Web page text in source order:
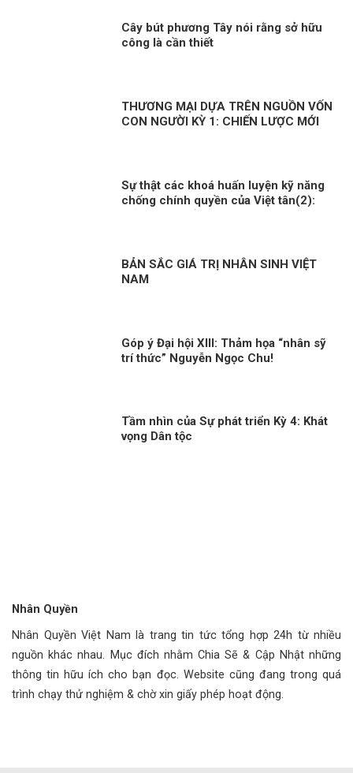
Cây bút phương Tây nói rằng sở hữu
công là cần thiết
THƯƠNG MẠI DỰA TRÊN NGUỒN VỐN
CON NGƯỜI KỲ 1: CHIẾN LƯỢC MỚI
Sự thật các khoá huấn luyện kỹ năng
chống chính quyền của Việt tân(2):
BẢN SẮC GIÁ TRỊ NHÂN SINH VIỆT
NAM
Góp ý Đại hội XIII: Thảm họa “nhân sỹ
trí thức” Nguyễn Ngọc Chu!
Tầm nhìn của Sự phát triển Kỳ 4: Khát
vọng Dân tộc
Nhân Quyền
Nhân Quyền Việt Nam là trang tin tức tổng hợp 24h từ nhiều
nguồn khác nhau. Mục đích nhằm Chia Sẽ & Cập Nhật những
thông tin hữu ích cho bạn đọc. Website cũng đang trong quá
trình chạy thử nghiệm & chờ xin giấy phép hoạt động.